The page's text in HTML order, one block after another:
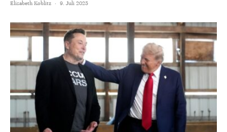
Elisabeth Koblitz · 9. Juli 2025